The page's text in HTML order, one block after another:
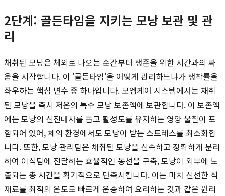
2단계: 골든타임을 지키는 모낭 보관 및 관
리
채취된 모낭은 체외로 나오는 순간부터 생존을 위한 시간과의 싸
움을 시작합니다. 이 '골든타임'을 어떻게 관리하느냐가 생착률을
좌우하는 핵심 변수 중 하나입니다. 모엠케어 시스템에서는 채취
된 모낭을 즉시 저온의 특수 모낭 보존액에 보관합니다. 이 보존액
에는 모낭의 신진대사를 돕고 활성도를 유지하는 영양 물질이 포
함되어 있어, 체외 환경에서도 모낭이 받는 스트레스를 최소화합
니다. 또한, 모낭 관리팀은 채취된 모낭을 신속하고 정확하게 분리
하여 이식팀에 전달하는 효율적인 동선을 구축, 모낭이 외부에 노
출되는 총 시간을 획기적으로 단축시킵니다. 이는 마치 신선한 식
재료를 최적의 온도로 빠르게 운송하여 요리하는 것과 같은 원리